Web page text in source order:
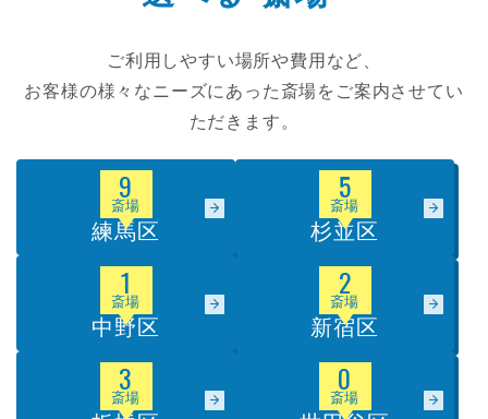
ご利用しやすい場所や費用など、
お客様の様々なニーズにあった斎場をご案内させてい
ただきます。
9
斎場
練馬区
5
斎場
杉並区
1
斎場
中野区
2
斎場
新宿区
3
斎場
0
斎場